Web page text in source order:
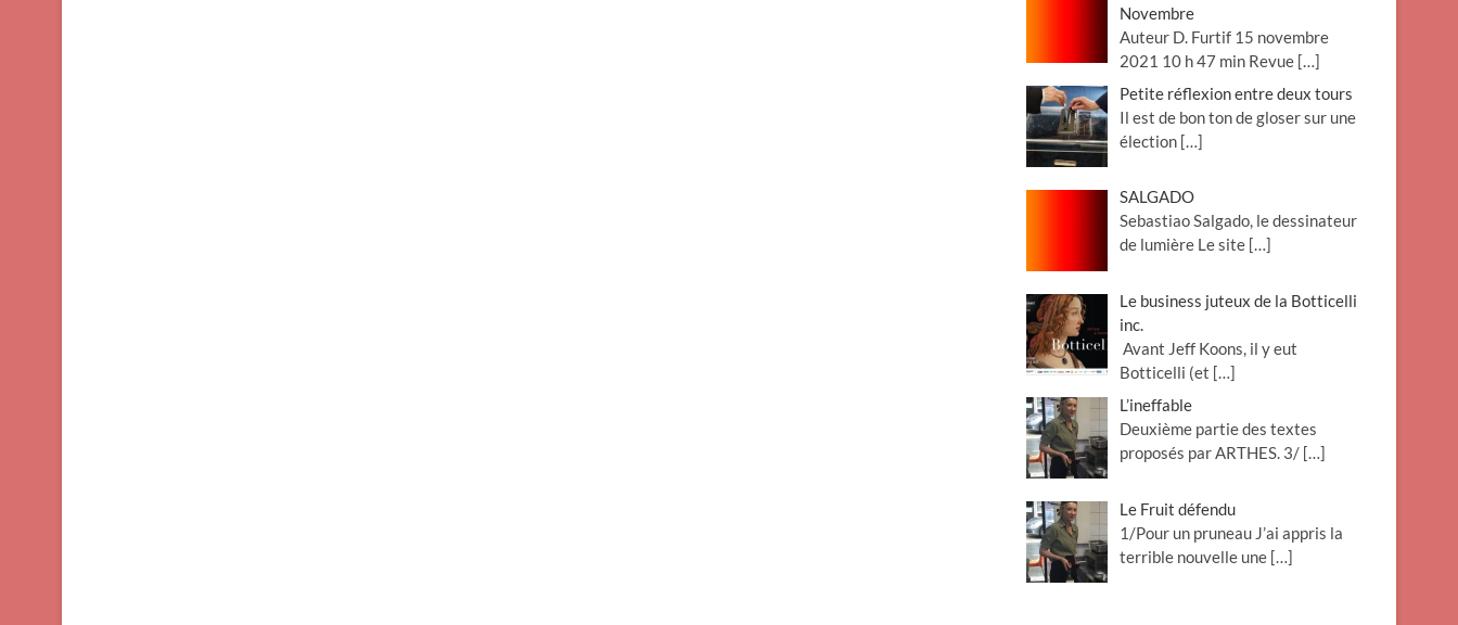
Novembre
Auteur D. Furtif 15 novembre
2021 10 h 47 min Revue […]
Petite réflexion entre deux tours
Il est de bon ton de gloser sur une
élection […]
SALGADO
Sebastiao Salgado, le dessinateur
de lumière Le site […]
Le business juteux de la Botticelli
inc.
Avant Jeff Koons, il y eut
Botticelli (et […]
L’ineffable
Deuxième partie des textes
proposés par ARTHES. 3/ […]
Le Fruit défendu
1/Pour un pruneau J’ai appris la
terrible nouvelle une […]